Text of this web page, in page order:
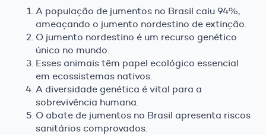
A população de jumentos no Brasil caiu 94%,
ameaçando o jumento nordestino de extinção.
O jumento nordestino é um recurso genético
único no mundo.
Esses animais têm papel ecológico essencial
em ecossistemas nativos.
A diversidade genética é vital para a
sobrevivência humana.
O abate de jumentos no Brasil apresenta riscos
sanitários comprovados.